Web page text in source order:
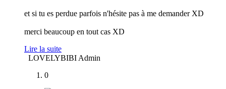
et si tu es perdue parfois n'hésite pas à me demander XD
merci beaucoup en tout cas XD
Lire la suite
LOVELYBIBI Admin
0